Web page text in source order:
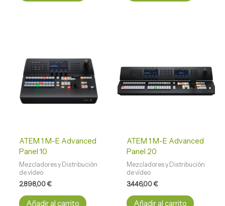
ATEM 1 M-E Advanced
Panel 10
Mezcladores y Distribución
de vídeo
2.898,00€
Añadir al carrito
ATEM 1 M-E Advanced
Panel 20
Mezcladores y Distribución
de vídeo
3.446,00€
Añadir al carrito